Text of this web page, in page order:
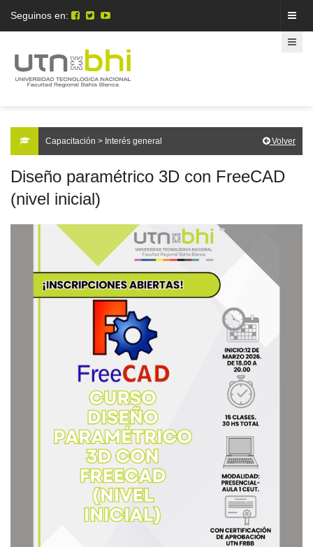
Seguinos en:
Capacitación > Interés general Volver
Diseño paramétrico 3D con FreeCAD
(nivel inicial)